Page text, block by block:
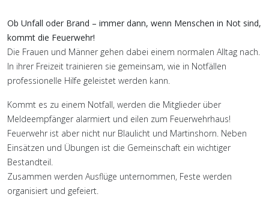
Ob Unfall oder Brand – immer dann, wenn Menschen in Not sind,
kommt die Feuerwehr!
Die Frauen und Männer gehen dabei einem normalen Alltag nach.
In ihrer Freizeit trainieren sie gemeinsam, wie in Notfällen
professionelle Hilfe geleistet werden kann.
Kommt es zu einem Notfall, werden die Mitglieder über
Meldeempfänger alarmiert und eilen zum Feuerwehrhaus!
Feuerwehr ist aber nicht nur Blaulicht und Martinshorn. Neben
Einsätzen und Übungen ist die Gemeinschaft ein wichtiger
Bestandteil.
Zusammen werden Ausflüge unternommen, Feste werden
organisiert und gefeiert.